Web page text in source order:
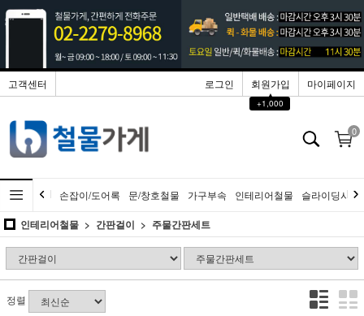
고객센터 로그인
회원가입
▲
+1,000
마이페이지
0
손잡이/도어록 문/창호철물 가구부속 인테리어철물 슬라이딩시스
인테리어철물 간판걸이 주물간판세트
정렬